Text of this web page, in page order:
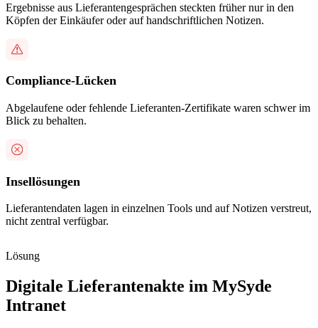
Ergebnisse aus Lieferantengesprächen steckten früher nur in den
Köpfen der Einkäufer oder auf handschriftlichen Notizen.
Compliance-Lücken
Abgelaufene oder fehlende Lieferanten-Zertifikate waren schwer im
Blick zu behalten.
Insellösungen
Lieferantendaten lagen in einzelnen Tools und auf Notizen verstreut,
nicht zentral verfügbar.
Lösung
Digitale Lieferantenakte im MySyde
Intranet